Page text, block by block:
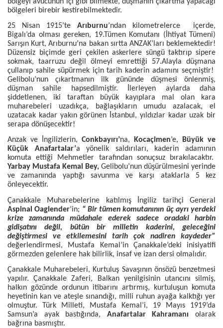
bölgeleri birebir kestirebilmektedir.
25 Nisan 1915’te Arıburnu’ndan kilometrelerce içerde,
Bigalı’da olması gereken, 19.Tümen Komutanı (İhtiyat Tümeni)
Sarışın Kurt, Arıburnu’na bakan sırtta ANZAK’ları beklemektedir!
Düzensiz biçimde geri çekilen askerlere süngü taktırıp sipere
sokmak, taarruzu değil ölmeyi emrettiği 57.Alayla düşmana
çullanıp sahile süpürmek için tarih kaderin adamını seçmiştir!
Gelibolu’nun çıkartmanın ilk gününde düşmesi önlenmiş,
düşman sahile hapsedilmiştir. İlerleyen aylarda daha
şiddetlenen, iki taraftan büyük kayıplara mal olan kara
muharebeleri uzadıkça, bağlaşıkların umudu azalacak, el
uzatacak kadar yakın görünen İstanbul, yıldızlar kadar uzak bir
serapa dönüşecektir!
Anzak ve İngilizlerin, Conkbayırı’na, Kocaçimen’e, Büyük ve
Küçük Anafartalar’a yönelik saldırıları, kaderin adamının
komuta ettiği Mehmetler tarafından sonuçsuz bırakılacaktır.
Yarbay Mustafa Kemal Bey, Gelibolu’nun düşürülmesini yerinde
ve zamanında yaptığı savunma ve karşı ataklarla 5 kez
önleyecektir.
Çanakkale Muharebelerine katılmış İngiliz tarihçi General
Aspinal Oaglender’in; “ Bir tümen komutanının üç ayrı yerdeki
krize zamanında müdahale ederek sadece oradaki harbin
gidişatını değil, bütün bir milletin kaderini, geleceğini
değiştirmesi ve etkilemesini tarih çok nadiren kaydeder”
değerlendirmesi, Mustafa Kemal’in Çanakkale’deki inisiyatifi
görmezden gelenlere hak bilirlik, insaf ve izan dersi olmalıdır.
Çanakkale Muharebeleri, Kurtuluş Savaşının önsözü benzetmesi
yapılır. Çanakkale Zaferi, Balkan yenilgisinin utancını silmiş,
halkın gözünde ordunun itibarını artırmış, kurtuluşun komuta
heyetinin kan ve ateşle sınandığı, milli ruhun ayağa kalktığı yer
olmuştur. Türk Milleti, Mustafa Kemal’i, 19 Mayıs 1919’da
Samsun’a ayak bastığında, Anafartalar Kahramanı olarak
bağrına basmıştır.